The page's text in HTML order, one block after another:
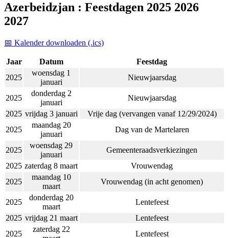
Azerbeidzjan : Feestdagen 2025 2026
2027
📅 Kalender downloaden (.ics)
Jaar Datum
Feestdag
2025
woensdag 1
januari
Nieuwjaarsdag
2025
donderdag 2
januari
Nieuwjaarsdag
2025 vrijdag 3 januari
Vrije dag (vervangen vanaf 12/29/2024)
2025
maandag 20
januari
Dag van de Martelaren
2025
woensdag 29
januari
Gemeenteraadsverkiezingen
2025 zaterdag 8 maart
Vrouwendag
2025
maandag 10
maart
Vrouwendag (in acht genomen)
2025
donderdag 20
maart
Lentefeest
2025 vrijdag 21 maart
Lentefeest
2025
zaterdag 22
Lentefeest